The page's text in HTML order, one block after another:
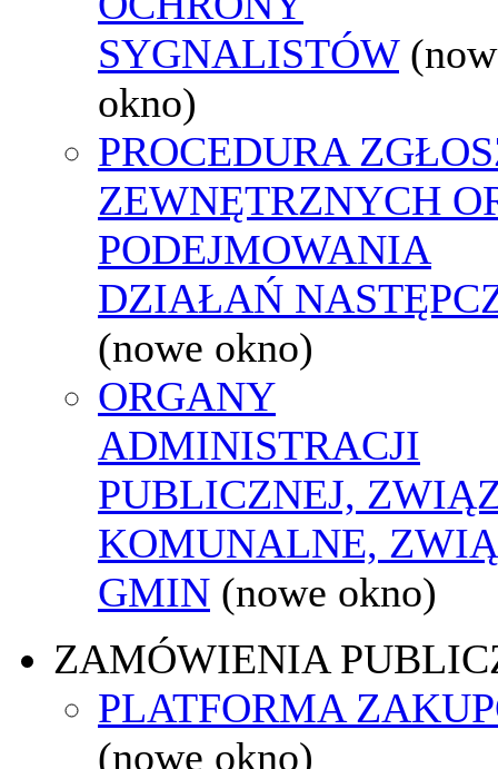
SYGNALISTÓW
okno)
PROCEDURA
ZEWNĘTRZNYCH
PODEJMOWANIA
DZIAŁAŃ
(nowe okno)
ORGANY
ADMINISTRACJI
PUBLICZNEJ,
KOMUNALNE,
GMIN (nowe okno)
ZAMÓWIENIA
PLATFORMA
(nowe okno)